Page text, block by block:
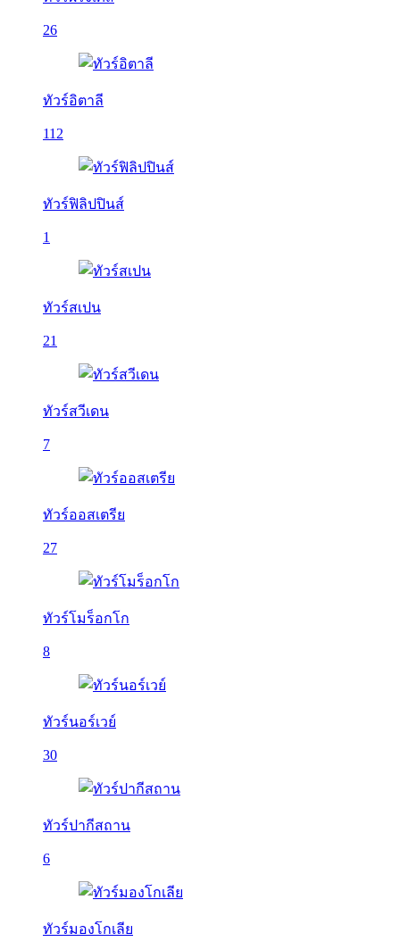
26
ทัวร์อิตาลี
112
ทัวร์ฟิลิปปินส์
1
ทัวร์สเปน
21
ทัวร์สวีเดน
7
ทัวร์ออสเตรีย
27
ทัวร์โมร็อกโก
8
ทัวร์นอร์เวย์
30
ทัวร์ปากีสถาน
6
ทัวร์มองโกเลีย